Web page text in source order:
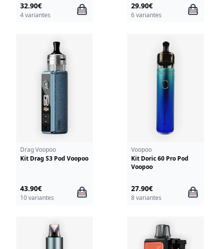
32.90€
4 variantes
29.90€
6 variantes
Drag Voopoo
Kit Drag S3 Pod Voopoo
43.90€
10 variantes
Voopoo
Kit Doric 60 Pro Pod
Voopoo
27.90€
8 variantes